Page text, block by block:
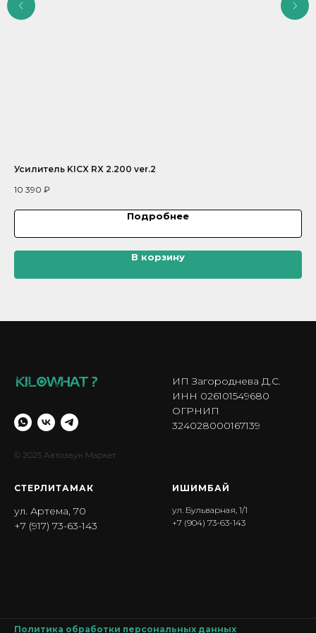
Усилитель KICX RX 2.200 ver.2
10 390 ₽
Подробнее
В корзину
© 2025 Автозвук Маркет
ИП Загороднева Д.С.
ИНН 026101549680
ОГРНИП
324028000167139
СТЕРЛИТАМАК
ул. Артема, 70
+7 (917) 73-63-143
ИШИМБА Й
ул. Бульварная, 1/1
+7 (904) 73-63-143
Политика обработки персональных данных